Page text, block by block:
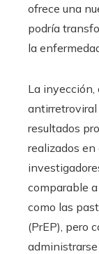
ofrece una
podría
la
La inyección,
antirretroviral
resultados
realizados en
comparable
como las
(PrEP), pero